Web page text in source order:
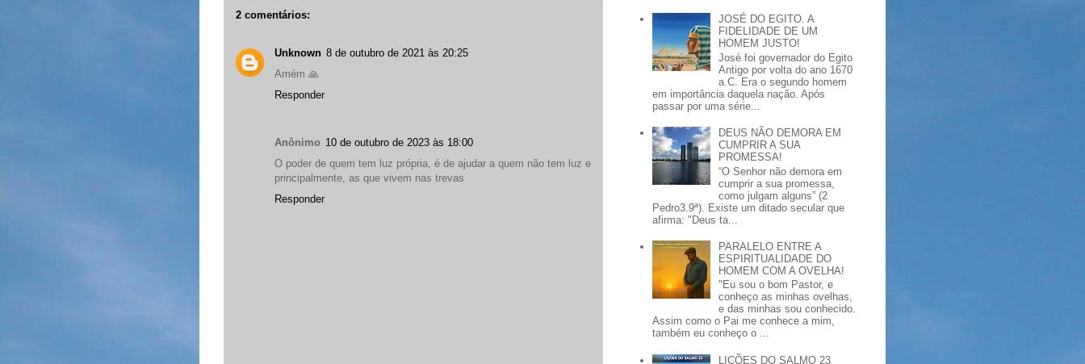
2 comentários:
Unknown 8 de outubro de 2021 às 20:25
Amém 🙏
Responder
Anônimo 10 de outubro de 2023 às 18:00
O poder de quem tem luz própria, é de ajudar a quem não tem luz e
principalmente, as que vivem nas trevas
Responder
JOSÉ DO EGITO. A
FIDELIDADE DE UM
HOMEM JUSTO!
José foi governador do Egito
Antigo por volta do ano 1670
a.C. Era o segundo homem
em importância daquela nação. Após
passar por uma série...
DEUS NÃO DEMORA EM
CUMPRIR A SUA
PROMESSA!
“O Senhor não demora em
cumprir a sua promessa,
como julgam alguns” (2
Pedro3.9ª). Existe um ditado secular que
afirma: "Deus ta...
PARALELO ENTRE A
ESPIRITUALIDADE DO
HOMEM COM A OVELHA!
"Eu sou o bom Pastor, e
conheço as minhas ovelhas,
e das minhas sou conhecido.
Assim como o Pai me conhece a mim,
também eu conheço o ...
LIÇÕES DO SALMO 23